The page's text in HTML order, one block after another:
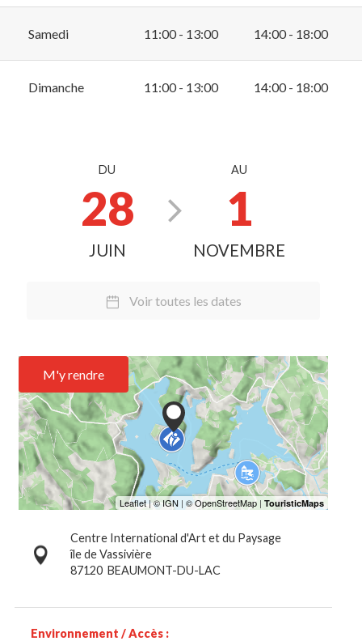
Samedi 11:00 - 13:00 14:00 - 18:00
Dimanche 11:00 - 13:00 14:00 - 18:00
DU
28
JUIN
AU
1
NOVEMBRE
Voir toutes les dates
M'y rendre
Centre International d'Art et du Paysage
île de Vassivière
87120 BEAUMONT-DU-LAC
Environnement / Accès :